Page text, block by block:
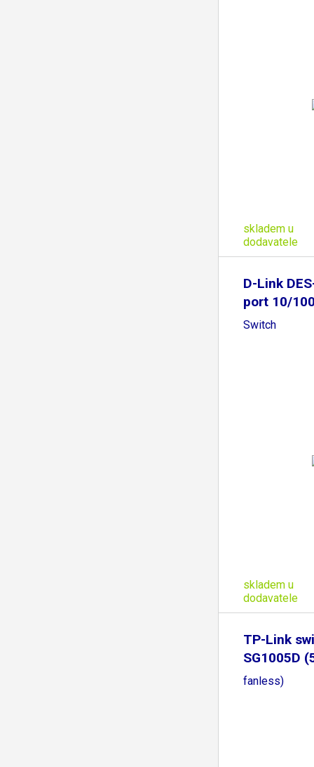
skladem u
dodavatele
D-Link
port 10/
Switch
skladem u
dodavatele
TP-Link
SG1005D
fanless)